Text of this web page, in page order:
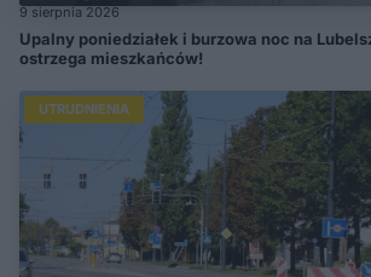
9 sierpnia 2026
Upalny poniedziałek i burzowa noc na
ostrzega mieszkańców!
UTRUDNIENIA